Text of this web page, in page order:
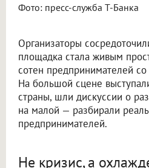
Фото: пресс-служба Т-Банка
Организаторы
площадка стала живым
сотен предпринимателей со
На большой сцене
страны, шли дискуссии о
на малой — разбирали
предпринимателей.
Не кризис, а